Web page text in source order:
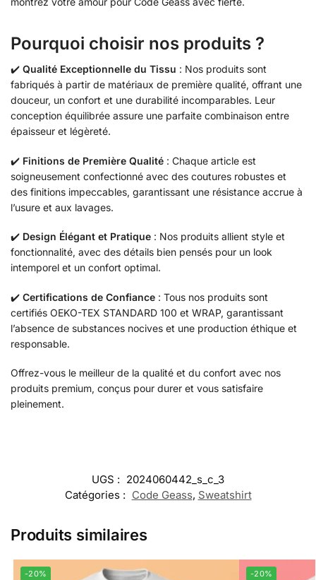
Pourquoi choisir nos produits ?
✔️ Qualité Exceptionnelle du Tissu : Nos produits sont
fabriqués à partir de matériaux de première qualité, offrant une
douceur, un confort et une durabilité incomparables. Leur
conception équilibrée assure une parfaite combinaison entre
épaisseur et légèreté.
✔️ Finitions de Première Qualité : Chaque article est
soigneusement confectionné avec des coutures robustes et
des finitions impeccables, garantissant une résistance accrue à
l’usure et aux lavages.
✔️ Design Élégant et Pratique : Nos produits allient style et
fonctionnalité, avec des détails bien pensés pour un look
intemporel et un confort optimal.
✔️ Certifications de Confiance : Tous nos produits sont
certifiés OEKO-TEX STANDARD 100 et WRAP, garantissant
l’absence de substances nocives et une production éthique et
responsable.
Offrez-vous le meilleur de la qualité et du confort avec nos
produits premium, conçus pour durer et vous satisfaire
pleinement.
UGS : 2024060442_s_c_3
Catégories : Code Geass, Sweatshirt
Produits similaires
-20% -20%